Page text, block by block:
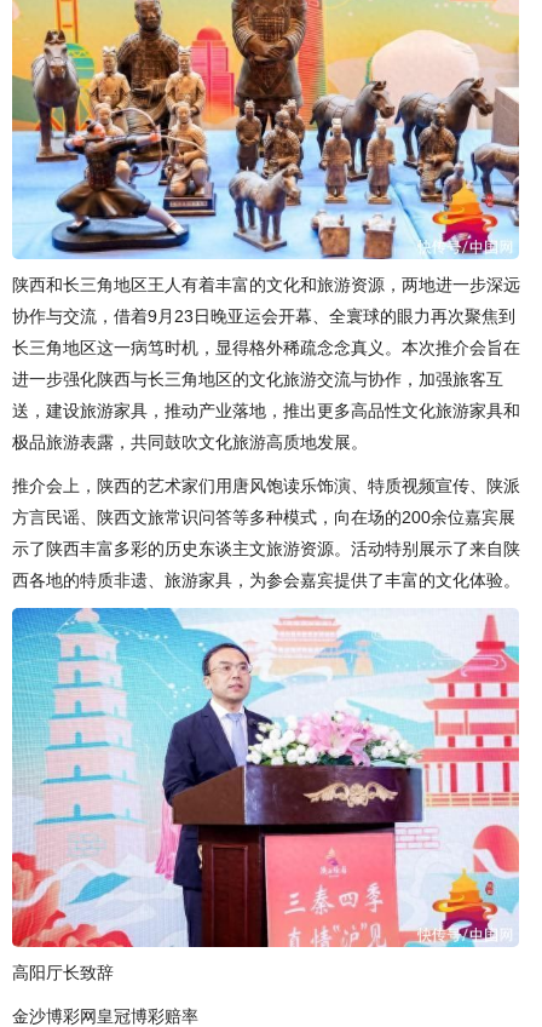
陕西和长三角地区王人有着丰富的文化和旅游资源，两地进一步深远
协作与交流，借着9月23日晚亚运会开幕、全寰球的眼力再次聚焦到
长三角地区这一病笃时机，显得格外稀疏念念真义。本次推介会旨在
进一步强化陕西与长三角地区的文化旅游交流与协作，加强旅客互
送，建设旅游家具，推动产业落地，推出更多高品性文化旅游家具和
极品旅游表露，共同鼓吹文化旅游高质地发展。
推介会上，陕西的艺术家们用唐风饱读乐饰演、特质视频宣传、陕派
方言民谣、陕西文旅常识问答等多种模式，向在场的200余位嘉宾展
示了陕西丰富多彩的历史东谈主文旅游资源。活动特别展示了来自陕
西各地的特质非遗、旅游家具，为参会嘉宾提供了丰富的文化体验。
高阳厅长致辞
金沙博彩网皇冠博彩赔率